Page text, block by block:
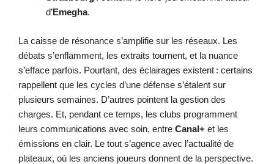
d’Emegha.
La caisse de résonance s’amplifie sur les réseaux. Les
débats s’enflamment, les extraits tournent, et la nuance
s’efface parfois. Pourtant, des éclairages existent : certains
rappellent que les cycles d’une défense s’étalent sur
plusieurs semaines. D’autres pointent la gestion des
charges. Et, pendant ce temps, les clubs programment
leurs communications avec soin, entre Canal+ et les
émissions en clair. Le tout s’agence avec l’actualité de
plateaux, où les anciens joueurs donnent de la perspective.